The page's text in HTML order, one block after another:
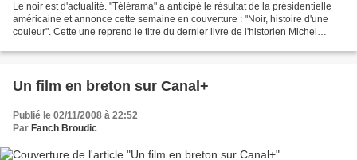
Le noir est d'actualité. "Télérama" a anticipé le résultat de la présidentielle
américaine et annonce cette semaine en couverture : "Noir, histoire d'une
couleur". Cette une reprend le titre du dernier livre de l'historien Michel
Un film en breton sur Canal+
Publié le 02/11/2008 à 22:52
Par Fanch Broudic